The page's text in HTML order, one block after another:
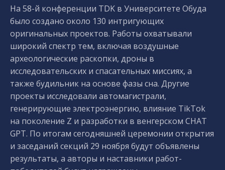
На 58-й конференции TDK в Университете Обуда
было создано около 130 интригующих
оригинальных проектов. Работы охватывали
широкий спектр тем, включая воздушные
археологические раскопки, дроны в
исследовательских и спасательных миссиях, а
также будильник на основе фазы сна. Другие
проекты исследовали автомагистрали,
генерирующие электроэнергию, влияние TikTok
на поколение Z и разработки в венгерском CHAT
GPT. По итогам сегодняшней церемонии открытия
и заседаний секций 29 ноября будут объявлены
результаты, а авторы и наставники работ-